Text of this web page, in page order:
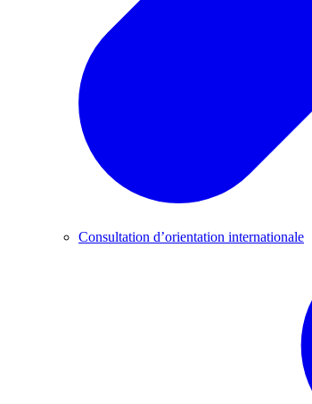
Consultation d’orientation internationale